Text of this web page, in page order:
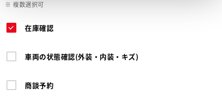
※ 複数選択可
在庫確認
車両の状態確認(外装・内装・キズ)
商談予約